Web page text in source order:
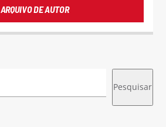
ARQUIVO DE AUTOR
Pesquisar